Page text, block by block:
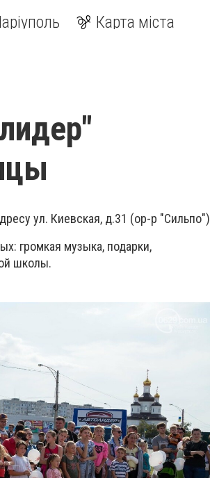
Карта міста
ул. Киевская, д.31 (ор-р "Сильпо")
громкая музыка, подарки,
школы.